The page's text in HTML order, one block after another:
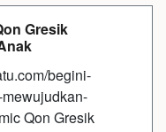
Gresik
begini-
Qon Gresik